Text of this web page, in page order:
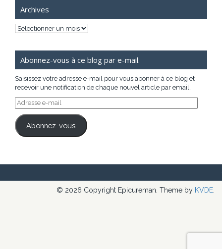
Archives
Archives
Abonnez-vous à ce blog par e-mail.
Saisissez votre adresse e-mail pour vous abonner à ce blog et
recevoir une notification de chaque nouvel article par email.
Adresse
e-
mail
Abonnez-vous
© 2026 Copyright Epicureman. Theme by KVDE.